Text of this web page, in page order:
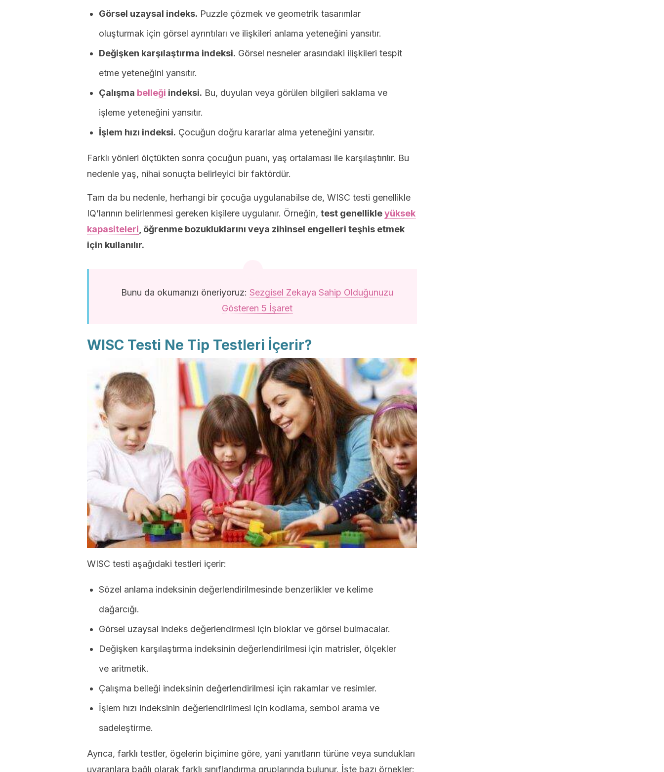
Görsel uzaysal indeks. Puzzle çözmek ve geometrik tasarımlar
oluşturmak için görsel ayrıntıları ve ilişkileri anlama yeteneğini yansıtır.
Değişken karşılaştırma indeksi. Görsel nesneler arasındaki ilişkileri tespit
etme yeteneğini yansıtır.
Çalışma belleği indeksi. Bu, duyulan veya görülen bilgileri saklama ve
işleme yeteneğini yansıtır.
İşlem hızı indeksi. Çocuğun doğru kararlar alma yeteneğini yansıtır.
Farklı yönleri ölçtükten sonra çocuğun puanı, yaş ortalaması ile karşılaştırılır. Bu
nedenle yaş, nihai sonuçta belirleyici bir faktördür.
Tam da bu nedenle, herhangi bir çocuğa uygulanabilse de, WISC testi genellikle
IQ’larının belirlenmesi gereken kişilere uygulanır. Örneğin, test genellikleyüksek
kapasiteleri , öğrenme bozukluklarını veya zihinsel engelleri teşhis etmek
için kullanılır.
Bunu da okumanızı öneriyoruz: Sezgisel Zekaya Sahip Olduğunuzu
Gösteren 5 İşaret
WISC Testi Ne Tip Testleri İçerir?
WISC testi aşağıdaki testleri içerir:
Sözel anlama indeksinin değerlendirilmesinde benzerlikler ve kelime
dağarcığı.
Görsel uzaysal indeks değerlendirmesi için bloklar ve görsel bulmacalar.
Değişken karşılaştırma indeksinin değerlendirilmesi için matrisler, ölçekler
ve aritmetik.
Çalışma belleği indeksinin değerlendirilmesi için rakamlar ve resimler.
İşlem hızı indeksinin değerlendirilmesi için kodlama, sembol arama ve
sadeleştirme.
Ayrıca, farklı testler, ögelerin biçimine göre, yani yanıtların türüne veya sundukları
uyaranlara bağlı olarak farklı sınıflandırma gruplarında bulunur. İşte bazı örnekler: